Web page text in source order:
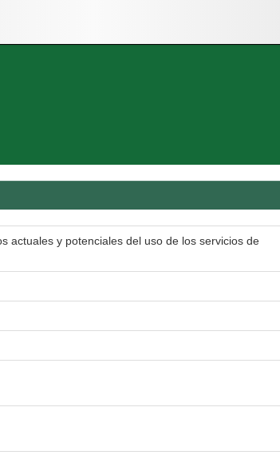
actuales y potenciales del uso de los servicios de